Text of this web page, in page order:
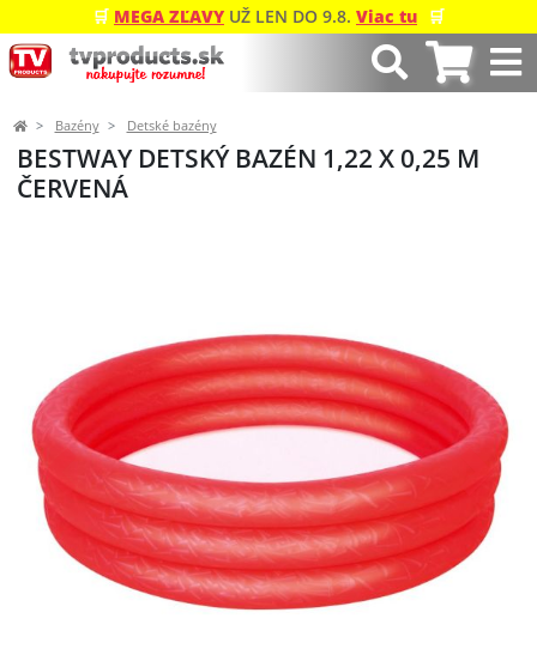
🛒 MEGA ZĽAVY UŽ LEN DO 9.8. Viac tu 🛒
Bazény Detské bazény
BESTWAY DETSKÝ BAZÉN 1,22 X 0,25 M
ČERVENÁ
Predchádzajúci Ďalší